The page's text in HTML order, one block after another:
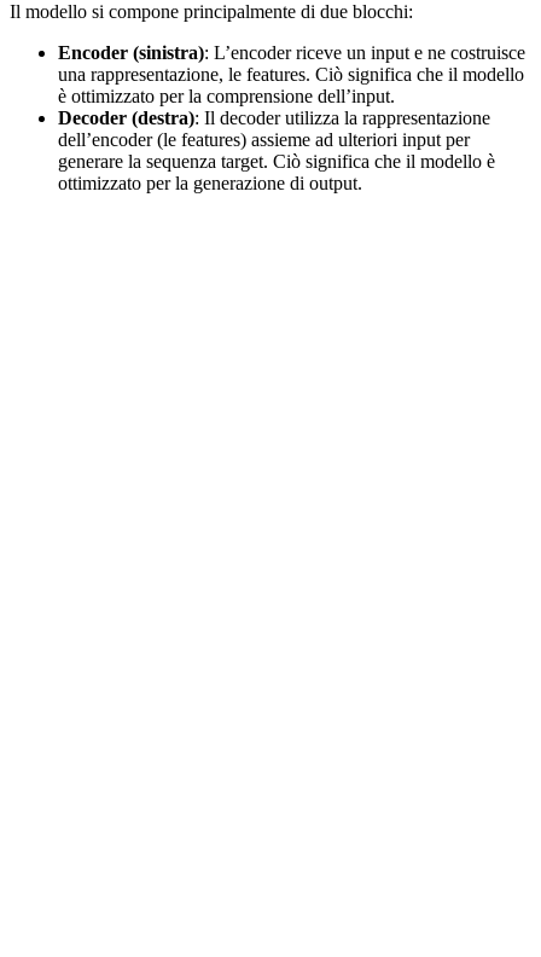
Il modello si compone principalmente di due blocchi:
Encoder (sinistra): L’encoder riceve un input e ne costruisce
una rappresentazione, le features. Ciò significa che il modello
è ottimizzato per la comprensione dell’input.
Decoder (destra): Il decoder utilizza la rappresentazione
dell’encoder (le features) assieme ad ulteriori input per
generare la sequenza target. Ciò significa che il modello è
ottimizzato per la generazione di output.